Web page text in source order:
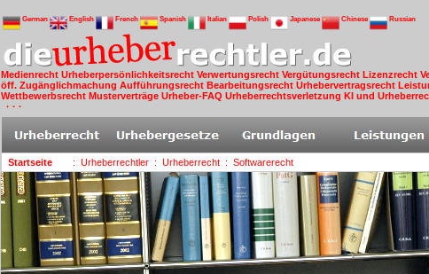
German English French Spanish Italian Polish Japanese Chinese Russian
Medienrecht Urheberpersönlichkeitsrecht Verwertungsrecht Vergütungsrecht Lizenzrecht
öff. Zugänglichmachung Aufführungsrecht Bearbeitungsrecht Urhebervertragsrecht
Wettbewerbsrecht Musterverträge Urheber-FAQ Urheberrechtsverletzung KI und
· · ·
Startseite : Urheberrechtler : Urheberrecht : Softwarerecht